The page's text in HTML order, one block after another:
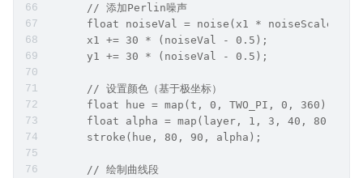
      // 添加Perlin噪声
float noiseVal = noise(x1 * noiseScale,
      x1 += 30 * (noiseVal - 0.5);
      y1 += 30 * (noiseVal - 0.5);
      // 设置颜色（基于极坐标）
      float hue = map(t, 0, TWO_PI, 0, 360);
      float alpha = map(layer, 1, 3, 40, 80);
      stroke(hue, 80, 90, alpha);
      // 绘制曲线段